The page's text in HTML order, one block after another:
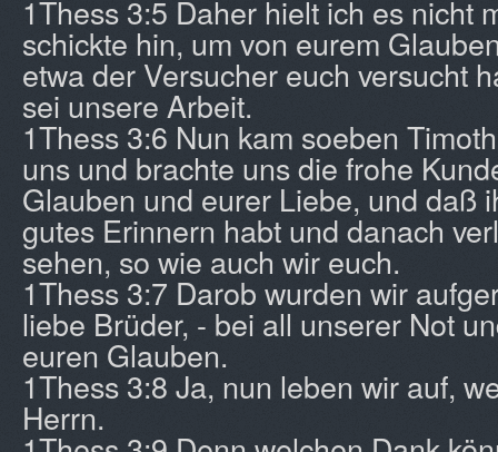
1Thess 3:5 Daher hielt ich es nicht
schickte hin, um von eurem
etwa der Versucher euch versucht
sei unsere Arbeit.
1Thess 3:6 Nun kam soeben
uns und brachte uns die frohe
Glauben und eurer Liebe, und daß
gutes Erinnern habt und danach
sehen, so wie auch wir euch.
1Thess 3:7 Darob wurden wir
liebe Brüder, - bei all unserer Not
euren Glauben.
1Thess 3:8 Ja, nun leben wir auf,
Herrn.